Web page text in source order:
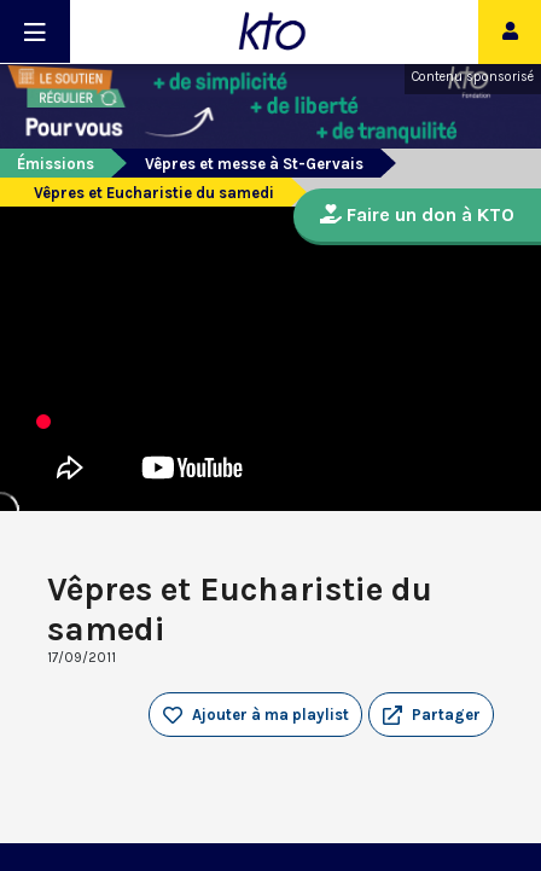
Contenu sponsorisé
Émissions
Vêpres et messe à St-Gervais
Vêpres et Eucharistie du samedi
Vêpres et Eucharistie du
samedi
17/09/2011
Partager
Ajouter à ma playlist
Faire un don à KTO